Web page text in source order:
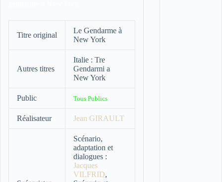
Titre original
Le Gendarme à
New York
Autres titres
Italie : Tre
Gendarmi a
New York
Public Tous Publics
Réalisateur Jean GIRAULT
Scénario,
adaptation et
dialogues :
Jacques
VILFRID,